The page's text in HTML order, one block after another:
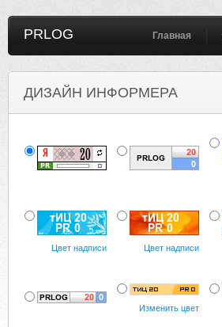
PRLOG Главная
ДИЗАЙН ИНФОРМЕРА
Цвет надписи Цвет надписи
Изменить цвет